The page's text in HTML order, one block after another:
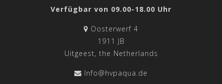
Verfügbar von 09.00-18.00 Uhr
Oosterwerf 4
1911 JB
Uitgeest, the Netherlands
Info@hvpaqua.de